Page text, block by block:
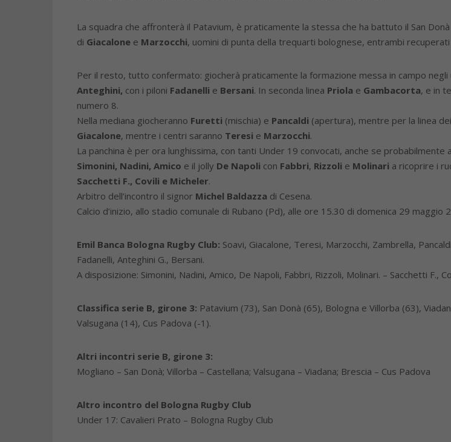
La squadra che affronterà il Patavium, è praticamente la stessa che ha battuto il San
di Giacalone e Marzocchi, uomini di punta della trequarti bolognese, entrambi
Per il resto, tutto confermato: giocherà praticamente la formazione messa in campo
Anteghini, con i piloni Fadanelli e Bersani. In seconda linea Priola e Gambacorta, e in
numero 8.
Nella mediana giocheranno Furetti (mischia) e Pancaldi (apertura), mentre per la linea
Giacalone, mentre i centri saranno Teresi e Marzocchi.
La panchina è per ora lunghissima, con tanti Under 19 convocati, anche se
Simonini, Nadini, Amico e il jolly De Napoli con Fabbri, Rizzoli e Molinari a ricoprire i
Sacchetti F., Covili e Micheler.
Arbitro dell’incontro il signor Michel Baldazza di Cesena.
Calcio d’inizio, allo stadio comunale di Rubano (Pd), alle ore 15.30 di domenica 29 maggio
Emil Banca Bologna Rugby Club: Soavi, Giacalone, Teresi, Marzocchi, Zambrella,
Fadanelli, Anteghini G., Bersani.
A disposizione: Simonini, Nadini, Amico, De Napoli, Fabbri, Rizzoli, Molinari. – Sacchetti F.,
Classifica serie B, girone 3: Patavium (73), San Donà (65), Bologna e Villorba (63),
Valsugana (14), Cus Padova (-1).
Altri incontri serie B, girone 3:
Mogliano – San Donà; Villorba – Castellana; Valsugana – Viadana; Brescia – Cus Padova
Altro incontro del Bologna Rugby Club
Under 17: Cavalieri Prato – Bologna Rugby Club